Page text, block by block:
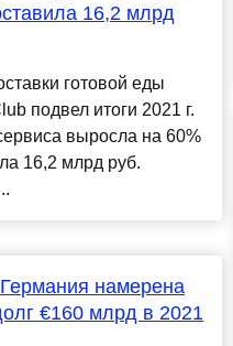
16,2 млрд
готовой еды
подвел итоги 2021 г.
выросла на 60%
16,2 млрд руб.
намерена
€160 млрд в 2021